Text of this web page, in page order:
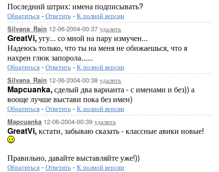
Последний штрих: имена подписывать?
Обратиться - Ответить - К полной версии
Silvana_Rain 12-06-2004-00:37 удалить
GreatVi,угу... со мной на пару измучен...
Надеюсь только, что ты на меня не обижаешься, что я
нахрен глюк запорола......
Обратиться - Ответить - К полной версии
Silvana_Rain 12-06-2004-00:38 удалить
Mapcuanka,сделый два варианта - с именами и без)) а
вооще лучше выстави пока без имен)
Обратиться - Ответить - К полной версии
Mapcuanka 12-06-2004-00:39 удалить
GreatVi,кстати, забываю сказать - классные авики новые!
Правильно, давайте выставляйте уже!))
Обратиться - Ответить - К полной версии